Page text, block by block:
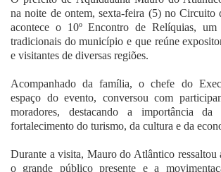
na noite de ontem, sexta-feira (5) no Circuito
acontece o 10º Encontro de Relíquias, um
tradicionais do município e que reúne
e visitantes de diversas regiões.
Acompanhado da família, o chefe do
espaço do evento, conversou com
moradores, destacando a importância
fortalecimento do turismo, da cultura e da
Durante a visita, Mauro do Atlântico ressaltou
o grande público presente e a